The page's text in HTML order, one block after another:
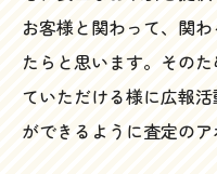
お客様と関わって、関
たらと思います。その
ていただける様に広報
ができるように査定の